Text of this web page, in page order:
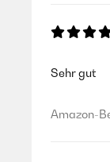
Sehr gut
Amazon-